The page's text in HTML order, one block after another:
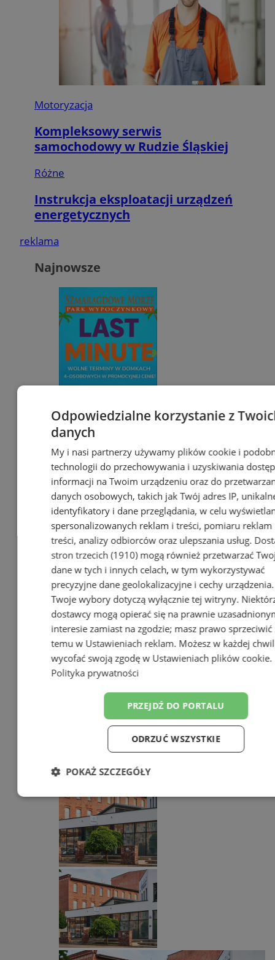
Motoryzacja
Kompleksowy serwis
samochodowy w Rudzie Śląskiej
Różne
Instrukcja eksploatacji urządzeń
energetycznych
reklama
Najnowsze
Wakacyjny wypoczynek nad
Bałtykiem w domkach
Szmaragdowe Morze
Odpowiedzialne korzystanie z
danych
My i nasi partnerzy używamy plików cookie i
technologii do przechowywania i uzyskiwania
informacji na Twoim urządzeniu oraz do
danych osobowych, takich jak Twój adres IP,
identyfikatory i dane przeglądania, w celu
spersonalizowanych reklam i treści, pomiaru reklam
treści, analizy odbiorców oraz ulepszania usług.
stron trzecich (1910)mogą również przetwarzać
dane w tych i innych celach, w tym wykorzystywać
precyzyjne dane geolokalizacyjne i cechy urządzenia.
Twoje wybory dotyczą wyłącznie tej witryny.
dostawcy mogą opierać się na prawnie
interesie zamiast na zgodzie; masz prawo sprzeciwić
temu w Ustawieniach reklam. Możesz w każdej
wycofać swoją zgodę w Ustawieniach plików cookie.
Polityka prywatności
PRZEJDŹ DO PORTALU
ODRZUĆ WSZYSTKIE
POKAŻ SZCZEGÓŁY
Niezbędne Wydajność
Funkcjonalność
Niezbędne Wydajność
Niesklasyfikowane